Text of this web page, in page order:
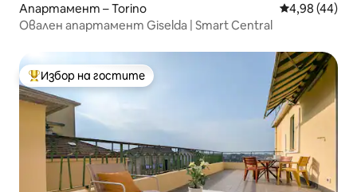
Апартамент – Torino Средна
4,98 (44)
Овален апартамент Giselda | Smart Central
Най-популярен избор на гостите
Избор на гостите